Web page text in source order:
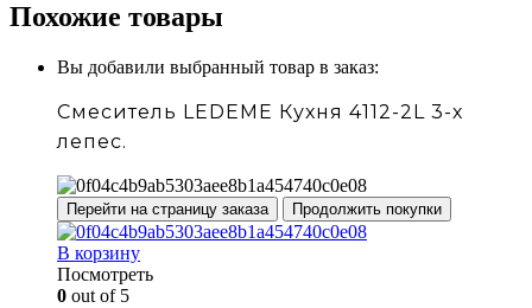
Похожие товары
Вы добавили выбранный товар в заказ:
Смеситель LEDEME Кухня 4112-2L 3-х
лепес.
Перейти на страницу заказа Продолжить покупки
В корзину
Посмотреть
0 out of 5